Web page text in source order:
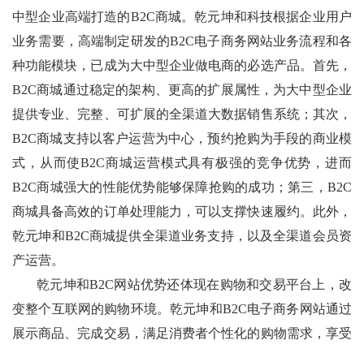
中型企业高端打造的B2C商城。乾元坤和科技根据企业用户
业务需要，高端制定研发的B2C电子商务网站业务流程和各
种功能模块，已成为大中型企业做电商的必选产品。首先，
B2C商城通过稳定的架构、更高的扩展属性，为大中型企业
提供专业、完整、可扩展的全渠道大数据销售系统；其次，
B2C商城支持以客户运营为中心，预约抢购为手段的商业模
式，从而使B2C商城运营模式具有极强的竞争优势，进而
B2C商城强大的性能优势能够保障抢购的成功；第三，B2C
商城具备高效的订单处理能力，可以支撑快速履约。此外，
乾元坤和B2C商城提供全渠道业务支持，以及全渠道会员资
产运营。
乾元坤和B2C网站优势还体现在购物和交易平台上，改
变整个互联网的购物环境。乾元坤和B2C电子商务网站通过
展示商品、完成交易，满足消费者个性化的购物需求，享受